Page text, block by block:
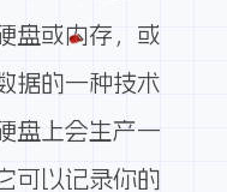
盘或内存，或
据的一种技术
盘上会生产一
可以记录你的